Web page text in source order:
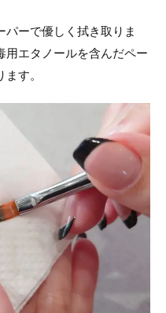
ーで優しく拭き取りま
用エタノールを含んだペー
す。